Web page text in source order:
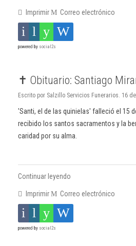
Imprimir Correo electrónico
powered by social2s
✝️ Obituario: Santiago
Escrito por Salzillo Servicios Funerarios. 16
'Santi, el de las quinielas' falleció el 15
recibido los santos sacramentos y la
caridad por su alma.
Continuar leyendo
Imprimir Correo electrónico
powered by social2s